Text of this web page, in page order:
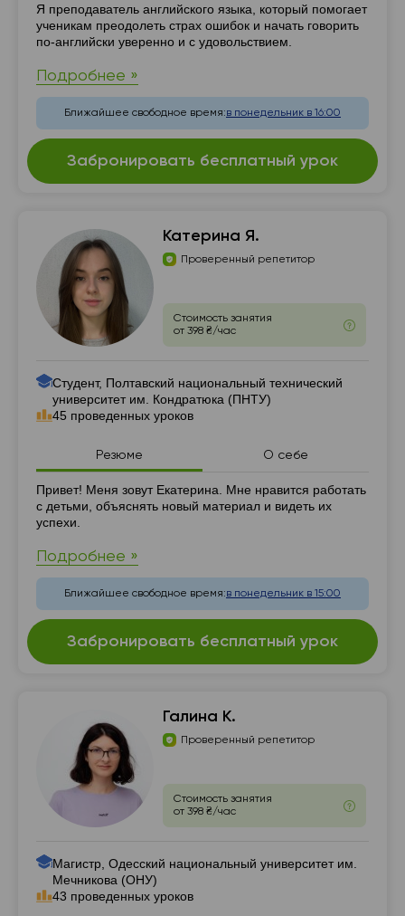
Резюме
Я преподаватель английского языка, который помогает
ученикам преодолеть страх ошибок и начать говорить
по-английски уверенно и с удовольствием.
Подробнее »
Ближайшее свободное время:в понедельник в 16:00
Забронировать бесплатный урок
Катерина Я.
Проверенный репетитор
Стоимость занятия
от 398 ₴/час
Студент, Полтавский национальный технический
университет им. Кондратюка (ПНТУ)
45 проведенных уроков
Резюме О себе
Резюме
Привет! Меня зовут Екатерина. Мне нравится работать
с детьми, объяснять новый материал и видеть их
успехи.
Подробнее »
Ближайшее свободное время:в понедельник в 15:00
Забронировать бесплатный урок
Галина К.
Проверенный репетитор
Стоимость занятия
от 398 ₴/час
Магистр, Одесский национальный университет им.
Мечникова (ОНУ)
43 проведенных уроков